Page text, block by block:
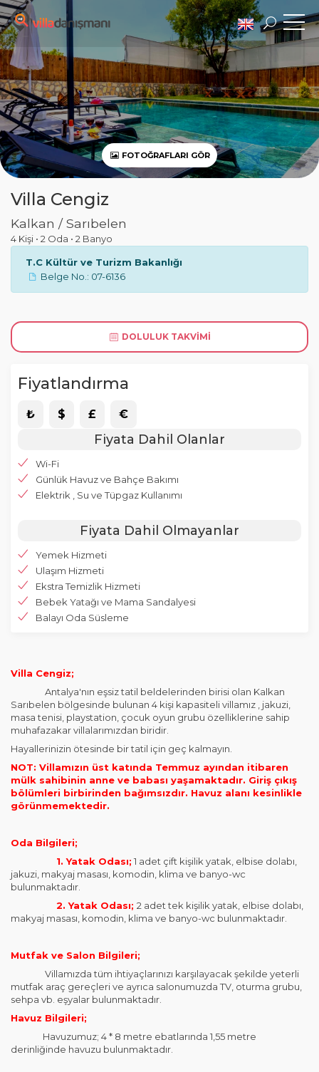
FOTOĞRAFLARI GÖR
Villa Cengiz
Kalkan / Sarıbelen
4 Kişi • 2 Oda • 2 Banyo
T.C Kültür ve Turizm Bakanlığı
Belge No.: 07-6136
DOLULUK TAKVIMI
Fiyatlandırma
₺ $ £ €
Fiyata Dahil Olanlar
Wi-Fi
Günlük Havuz ve Bahçe Bakımı
Elektrik , Su ve Tüpgaz Kullanımı
Fiyata Dahil Olmayanlar
Yemek Hizmeti
Ulaşım Hizmeti
Ekstra Temizlik Hizmeti
Bebek Yatağı ve Mama Sandalyesi
Balayı Oda Süsleme
Villa Cengiz;
Antalya'nın eşsiz tatil beldelerinden birisi olan Kalkan
Sarıbelen bölgesinde bulunan 4 kişi kapasiteli villamız , jakuzi,
masa tenisi, playstation, çocuk oyun grubu özelliklerine sahip
muhafazakar villalarımızdan biridir.
Hayallerinizin ötesinde bir tatil için geç kalmayın.
NOT: Villamızın üst katında Temmuz ayından itibaren
mülk sahibinin anne ve babası yaşamaktadır. Giriş çıkış
bölümleri birbirinden bağımsızdır. Havuz alanı kesinlikle
görünmemektedir.
Oda Bilgileri;
1. Yatak Odası; 1 adet çift kişilik yatak, elbise dolabı,
jakuzi, makyaj masası, komodin, klima ve banyo-wc
bulunmaktadır.
2. Yatak Odası; 2 adet tek kişilik yatak, elbise dolabı,
makyaj masası, komodin, klima ve banyo-wc bulunmaktadır.
Mutfak ve Salon Bilgileri;
Villamızda tüm ihtiyaçlarınızı karşılayacak şekilde yeterli
mutfak araç gereçleri ve ayrıca salonumuzda TV, oturma grubu,
sehpa vb. eşyalar bulunmaktadır.
Havuz Bilgileri;
Havuzumuz; 4 * 8 metre ebatlarında 1,55 metre
derinliğinde havuzu bulunmaktadır.